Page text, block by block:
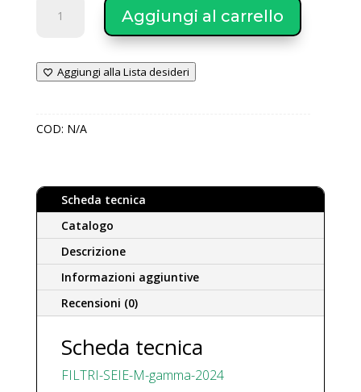
Water
per
torbidità
quantità
Aggiungi al carrello
Aggiungi alla Lista desideri
COD: N/A
Scheda tecnica
Catalogo
Descrizione
Informazioni aggiuntive
Recensioni (0)
Scheda tecnica
FILTRI-SEIE-M-gamma-2024